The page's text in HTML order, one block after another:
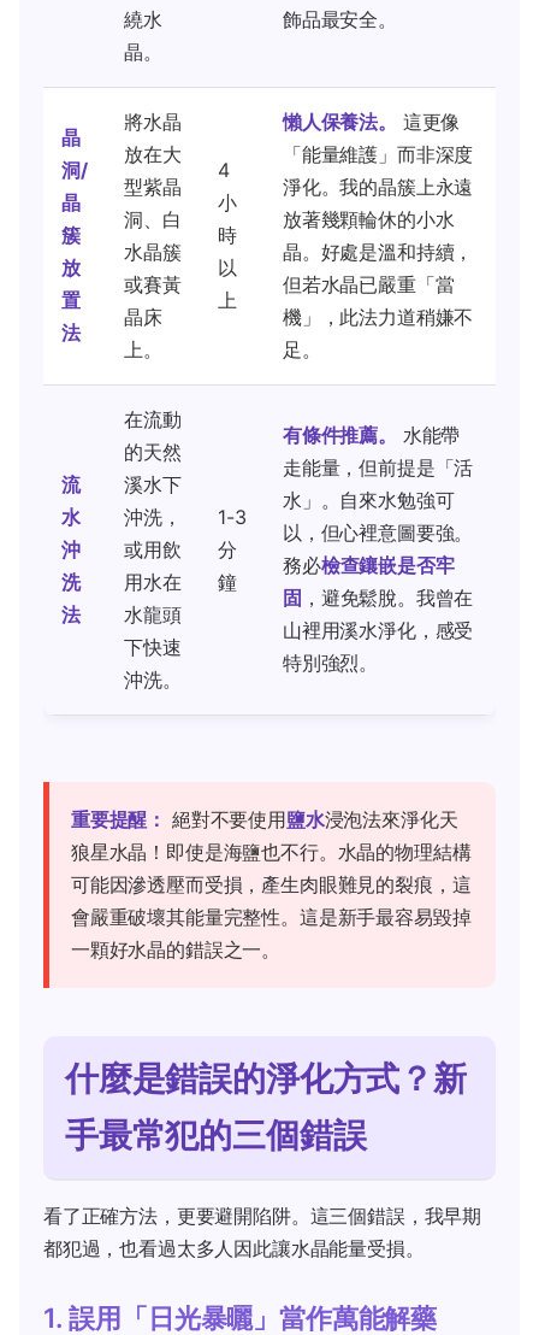
繞水
晶。
飾品最安全。
晶
洞/
晶
簇
放
置
法
將水晶
放在大
型紫晶
洞、白
水晶簇
或賽黃
晶床
上。
4
小
時
以
上
懶人保養法。
這更像
「能量維護」而非深度
淨化。我的晶簇上永遠
放著幾顆輪休的小水
晶。好處是溫和持續，
但若水晶已嚴重「當
機」，此法力道稍嫌不
足。
流
水
沖
洗
法
在流動
的天然
溪水下
沖洗，
或用飲
用水在
水龍頭
下快速
沖洗。
1-3
分
鐘
有條件推薦。
水能帶
走能量，但前提是「活
水」。自來水勉強可
以，但心裡意圖要強。
務必檢查鑲嵌是否牢
固 ，避免鬆脫。我曾在
山裡用溪水淨化，感受
特別強烈。
重要提醒： 絕對不要使用鹽水浸泡法來淨化天
狼星水晶！即使是海鹽也不行。水晶的物理結構
可能因滲透壓而受損，產生肉眼難見的裂痕，這
會嚴重破壞其能量完整性。這是新手最容易毀掉
一顆好水晶的錯誤之一。
什麼是錯誤的淨化方式？新
手最常犯的三個錯誤
看了正確方法，更要避開陷阱。這三個錯誤，我早期
都犯過，也看過太多人因此讓水晶能量受損。
1. 誤用「日光暴曬」當作萬能解藥